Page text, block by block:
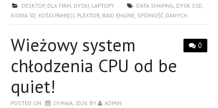
DESKTOP, DLA FIRM DYSKI LAPTOPY DATA SHAPING DYSK SSD
KIOXIA 3D KOŚCI PAMIĘCI PLEXTOR RAID ENGINE SPÓJNOŚĆ DANYCH
0
Wieżowy system
chłodzenia CPU od be
quiet!
POSTED ON 29 MAJA, 2026 BY ADMIN